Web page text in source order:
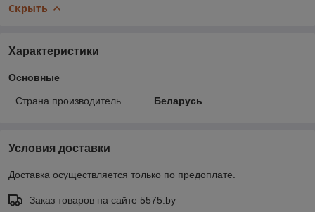
Скрыть
Характеристики
Основные
Страна производитель Беларусь
Условия доставки
Доставка осуществляется только по предоплате.
Заказ товаров на сайте 5575.by